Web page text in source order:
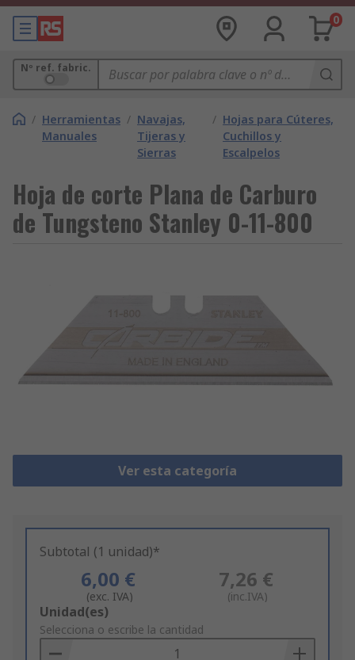
0
Nº ref. fabric.
/ Herramientas
Manuales
/ Navajas,
Tijeras y
Sierras
/ Hojas para Cúteres,
Cuchillos y
Escalpelos
Hoja de corte Plana de Carburo
de Tungsteno Stanley 0-11-800
Ver esta categoría
Subtotal (1 unidad)*
6,00 €
(exc. IVA)
7,26 €
(inc.IVA)
Add
to
Basket
Unidad(es)
Selecciona o escribe la cantidad